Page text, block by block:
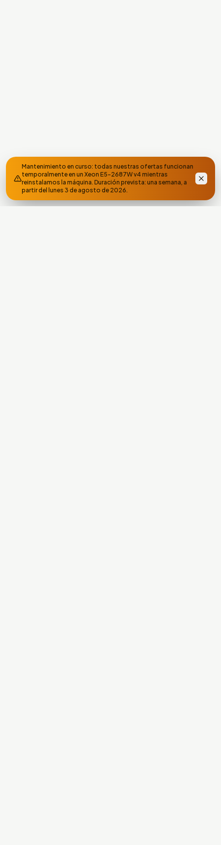
Mantenimiento en curso: todas nuestras ofertas funcionan
temporalmente en un Xeon E5-2687W v4 mientras
reinstalamos la máquina. Duración prevista: una semana, a
partir del lunes 3 de agosto de 2026.